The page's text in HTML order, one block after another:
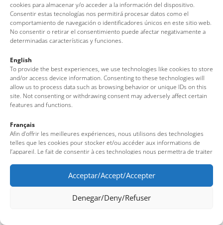
cookies para almacenar y/o acceder a la información del dispositivo.
Consentir estas tecnologías nos permitirá procesar datos como el
comportamiento de navegación o identificadores únicos en este sitio web.
No consentir o retirar el consentimiento puede afectar negativamente a
determinadas características y funciones.
English
To provide the best experiences, we use technologies like cookies to store
and/or access device information. Consenting to these technologies will
allow us to process data such as browsing behavior or unique IDs on this
site. Not consenting or withdrawing consent may adversely affect certain
features and functions.
Français
Afin d’offrir les meilleures expériences, nous utilisons des technologies
telles que les cookies pour stocker et/ou accéder aux informations de
l’appareil. Le fait de consentir à ces technologies nous permettra de traiter
uniques sur ce site. Le fait de ne pas consentir ou de retirer son
consentement peut avoir un effet négatif sur certaines fonctionnalités et
caractéristiques du site.
Acceptar/Accept/Accepter
Denegar/Deny/Refuser
Av. del Pelegrí, 25 – Edificio La Nau · 17320 – Tossa de Mar
(Girona – Costa Brava)
Tel: + 00 34 972 340 108 · Mail: info@visittossa.com
Nota legal·Política de cookies